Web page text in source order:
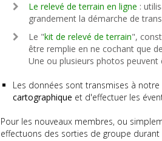
Le relevé de terrain en ligne :
grandement la démarche de
Le "kit de relevé de terrain",
être remplie en ne cochant que
Une ou plusieurs photos peuvent
Les données sont transmises à
cartographique et d'effectuer les
Pour les nouveaux membres, ou
effectuons des sorties de groupe